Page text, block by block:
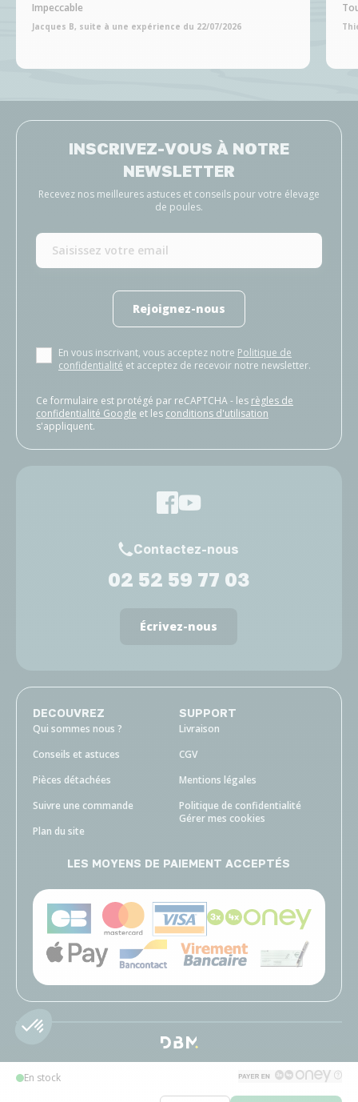
En stock
Impeccable
Jacques B, suite à une expérience du 22/07/2026
INSCRIVEZ-VOUS À NOTRE
NEWSLETTER
Recevez nos meilleures astuces et conseils pour votre élevage
de poules.
Rejoignez-nous
En vous inscrivant, vous acceptez notre Politique de
confidentialité et acceptez de recevoir notre newsletter.
Ce formulaire est protégé par reCAPTCHA - les règles de
confidentialité Google et les conditions d'utilisation
s'appliquent.
Contactez-nous
02 52 59 77 03
Écrivez-nous
DECOUVREZ
Qui sommes nous ?
Conseils et astuces
Pièces détachées
Suivre une commande
Plan du site
SUPPORT
Livraison
CGV
Mentions légales
Politique de confidentialité
Gérer mes cookies
LES MOYENS DE PAIEMENT ACCEPTÉS